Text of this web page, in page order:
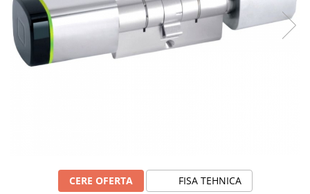
CERE OFERTA
FISA TEHNICA